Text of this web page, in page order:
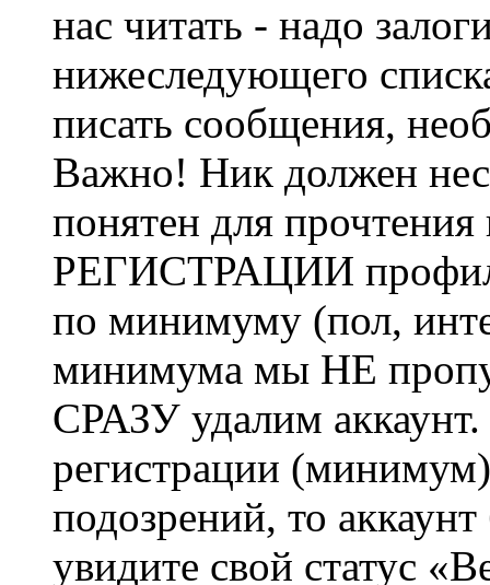
нас читать - надо
нижеследующего
писать сообщения,
Важно! Ник должен
понятен для
РЕГИСТРАЦИИ профиль
по минимуму (пол,
минимума мы НЕ
СРАЗУ удалим
регистрации
подозрений, то
увидите свой статус